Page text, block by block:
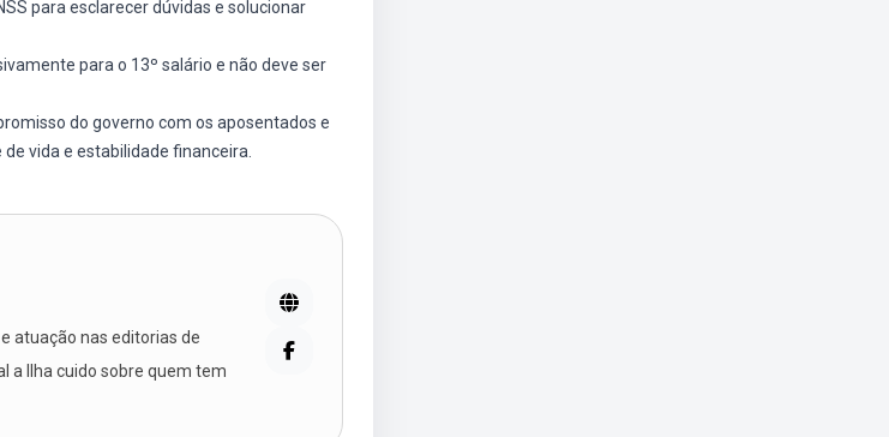
para esclarecer dúvidas e solucionar
para o 13º salário e não deve ser
do governo com os aposentados e
vida e estabilidade financeira.
atuação nas editorias de
a Ilha cuido sobre quem tem